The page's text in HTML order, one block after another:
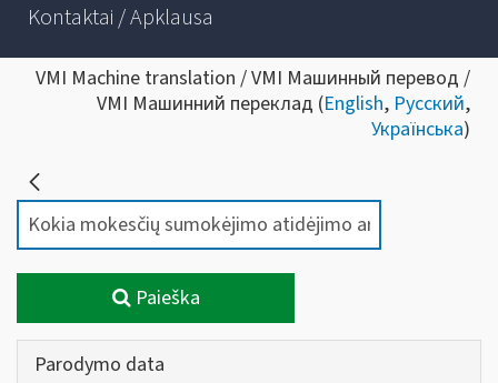
Kontaktai / Apklausa
VMI Machine translation / VMI Машинный перевод /
VMI Машинний переклад (English, Русский,
Українська)
Paieška
Parodymo data